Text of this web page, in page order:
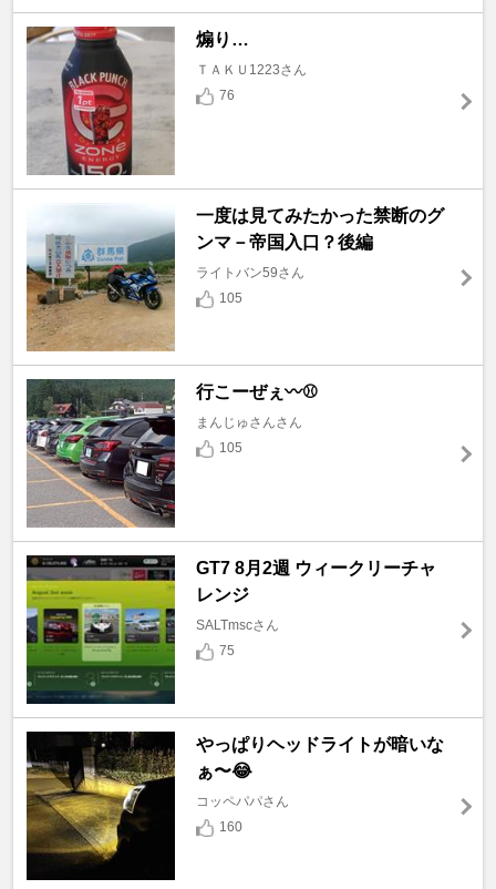
煽り…
ＴＡＫＵ1223さん
76
一度は見てみたかった禁断のグ
ンマ－帝国入口？後編
ライトバン59さん
105
行こーぜぇ〰️⚾
まんじゅさんさん
105
GT7 8月2週 ウィークリーチャ
レンジ
SALTmscさん
75
やっぱりヘッドライトが暗いな
ぁ〜😂
コッペパパさん
160